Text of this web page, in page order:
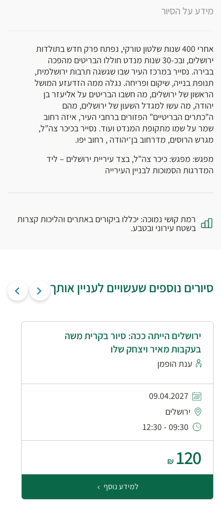
מידע על הסיור
אחרי 400 שנות שלטון טורקי, נפתח פרק חדש בתולדות
ירושלים, ובכ-30 שנות מנדט חוללו הבריטים מהפכה
בבירה. נסייר במרכז העיר שבו שגשגה תרבות ירושלמית,
תנופת בנייה, שיקום ופריחה. נגלה ממה הזדעזע המושל
הראשון של ירושלים, מה חשבו הבריטים על אליעזר בן
יהודה, מה עשו למגדל השעון של ירושלים, מהם
ה"כתרים הבריטיים" הפזורים ברחבי העיר, איזה רחוב
שמר על שמו מתקופת המנדט ועוד. נסייר בכיכר צה"ל,
מגרש הרוסים, מדרחוב בן־יהודה , רחוב יפו.
מפגש: מפגש: כיכר צה"ל, בצד עיריית ירושלים – ליד
המדרגות הסמוכות לבניין העירייה
רמת קושי נמוכה: יכללו ביקורים באתרים והליכות קצרות
בשטח עירוני ובטבע.
סיורים נוספים שעשויים לעניין אותך
ירושלים הייתה ככה: סיור בקרית משה
בעקבות מאיר ויצחק שלו
ענת הופמן
09.04.2027
ירושלים
09:30 - 12:30
120
₪
למידע נוסף